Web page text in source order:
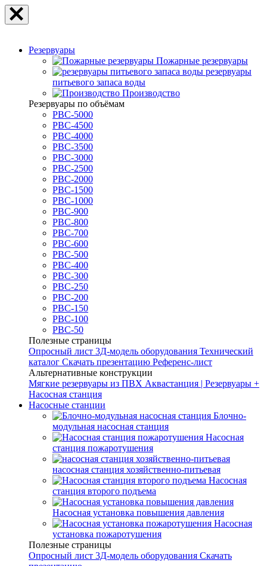
Резервуары
Пожарные резервуары
резервуары
питьевого запаса воды
Производство
Резервуары по объёмам
РВС-5000
РВС-4500
РВС-4000
РВС-3500
РВС-3000
РВС-2500
РВС-2000
РВС-1500
РВС-1000
РВС-900
РВС-800
РВС-700
РВС-600
РВС-500
РВС-400
РВС-300
РВС-250
РВС-200
РВС-150
РВС-100
РВС-50
Полезные страницы
Опросный лист 3Д-модель оборудования Технический
каталог Скачать презентацию Референс-лист
Альтернативные конструкции
Мягкие резервуары из ПВХ Аквастанция | Резервуары +
Насосная станция
Насосные станции
Блочно-
модульная насосная станция
Насосная
станция пожаротушения
насосная станция хозяйственно-питьевая
Насосная
станция второго подъема
Насосная установка повышения давления
Насосная
установка пожаротушения
Полезные страницы
Опросный лист 3Д-модель оборудования Скачать